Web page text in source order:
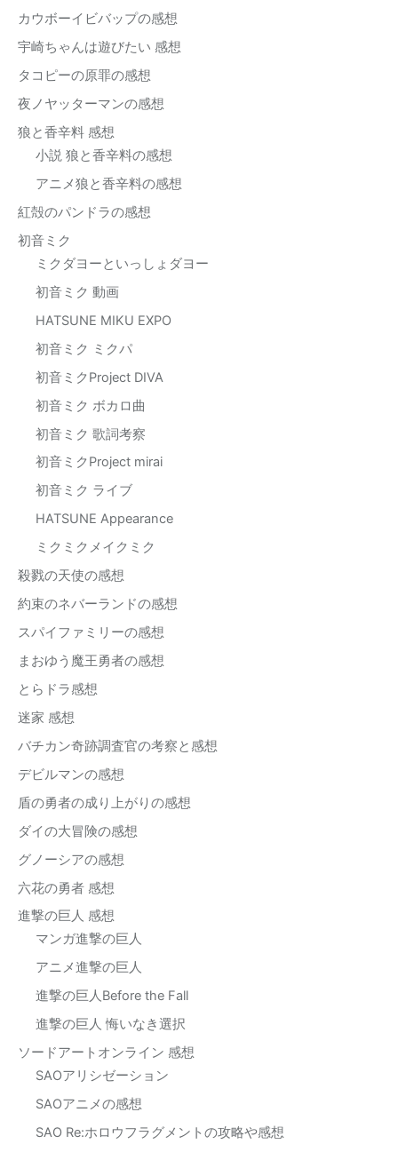
カウボーイビバップの感想
宇崎ちゃんは遊びたい 感想
タコピーの原罪の感想
夜ノヤッターマンの感想
狼と香辛料 感想
小説 狼と香辛料の感想
アニメ狼と香辛料の感想
紅殻のパンドラの感想
初音ミク
ミクダヨーといっしょダヨー
初音ミク 動画
HATSUNE MIKU EXPO
初音ミク ミクパ
初音ミクProject DIVA
初音ミク ボカロ曲
初音ミク 歌詞考察
初音ミクProject mirai
初音ミク ライブ
HATSUNE Appearance
ミクミクメイクミク
殺戮の天使の感想
約束のネバーランドの感想
スパイファミリーの感想
まおゆう魔王勇者の感想
とらドラ感想
迷家 感想
バチカン奇跡調査官の考察と感想
デビルマンの感想
盾の勇者の成り上がりの感想
ダイの大冒険の感想
グノーシアの感想
六花の勇者 感想
進撃の巨人 感想
マンガ進撃の巨人
アニメ進撃の巨人
進撃の巨人Before the Fall
進撃の巨人 悔いなき選択
ソードアートオンライン 感想
SAOアリシゼーション
SAOアニメの感想
SAO Re:ホロウフラグメントの攻略や感想